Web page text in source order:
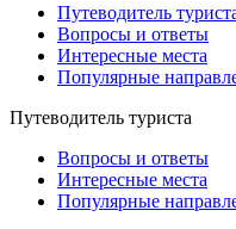
Путеводитель
Вопросы и ответы
Интересные места
Популярные
Путеводитель туриста
Вопросы и ответы
Интересные места
Популярные